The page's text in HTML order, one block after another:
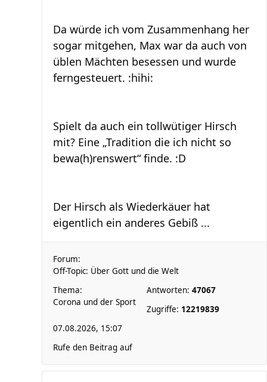
Da würde ich vom Zusammenhang her
sogar mitgehen, Max war da auch von
üblen Mächten besessen und wurde
ferngesteuert. :hihi:
Spielt da auch ein tollwütiger Hirsch
mit? Eine „Tradition die ich nicht so
bewa(h)renswert“ finde. :D
Der Hirsch als Wiederkäuer hat
eigentlich ein anderes Gebiß ...
Forum:
Off-Topic: Über Gott und die Welt
Thema:
Corona und der Sport
Antworten: 47067
Zugriffe: 12219839
07.08.2026, 15:07
Rufe den Beitrag auf